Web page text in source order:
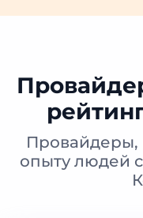
опыту людей